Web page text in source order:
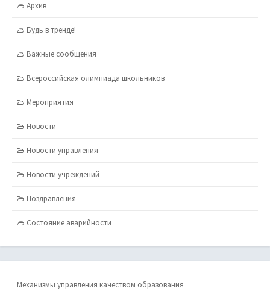
Архив
Будь в тренде!
Важные сообщения
Всероссийская олимпиада школьников
Мероприятия
Новости
Новости управления
Новости учреждений
Поздравления
Состояние аварийности
Механизмы управления качеством образования